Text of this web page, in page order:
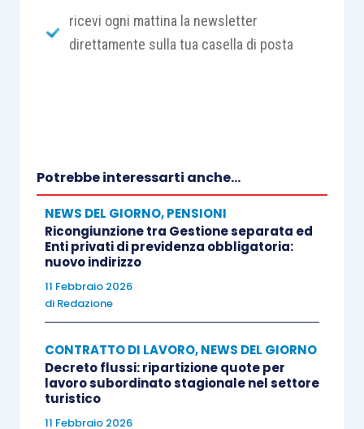
ricevi ogni mattina la newsletter
direttamente sulla tua casella di posta
Potrebbe interessarti anche...
NEWS DEL GIORNO,PENSIONI
Ricongiunzione tra Gestione separata ed
Enti privati di previdenza obbligatoria:
nuovo indirizzo
11 Febbraio 2026
di Redazione
CONTRATTO DI LAVORO,NEWS DEL GIORNO
Decreto flussi: ripartizione quote per
lavoro subordinato stagionale nel settore
turistico
11 Febbraio 2026